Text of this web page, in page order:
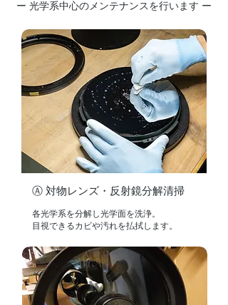
ー 光学系中心のメンテナンスを行います ー
Ⓐ 対物レンズ・反射鏡分解清掃
​各光学系を分解し光学面を洗浄。
目視できるカビや汚れを払拭します。